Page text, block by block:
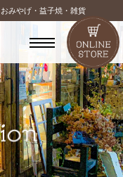
みやげ・益子焼・雑貨